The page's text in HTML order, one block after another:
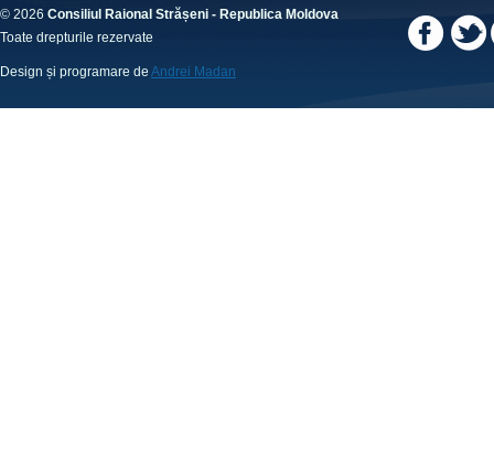
© 2026 Consiliul Raional Strășeni - Republica Moldova
Toate drepturile rezervate
Design și programare de Andrei Madan